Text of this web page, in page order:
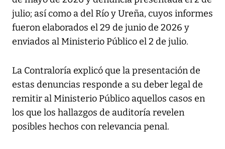
julio; así como a del Río y Ureña, cuyos informes
fueron elaborados el 29 de junio de 2026 y
enviados al Ministerio Público el 2 de julio.
La Contraloría explicó que la presentación de
estas denuncias responde a su deber legal de
remitir al Ministerio Público aquellos casos en
los que los hallazgos de auditoría revelen
posibles hechos con relevancia penal.